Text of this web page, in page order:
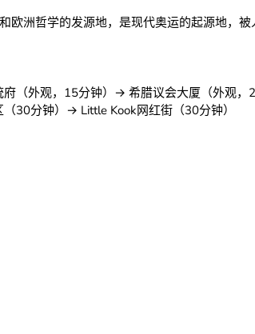
欧洲哲学的发源地，是现代奥运的起源地，
（外观，15分钟）→ 希腊议会大厦（外观
30分钟）→ Little Kook网红街（30分钟）